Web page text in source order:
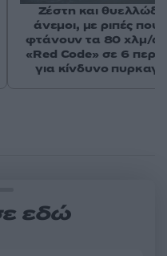
εδώ
Ζέστη και
άνεμοι, με ριπές που
φτάνουν τα 80 χλμ/
«Red Code» σε 6
για κίνδυνο